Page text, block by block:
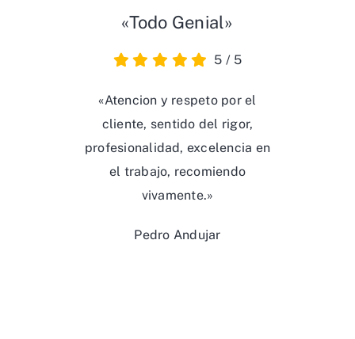
«Todo Genial»
5 / 5
«Atencion y respeto por el
cliente, sentido del rigor,
profesionalidad, excelencia en
el trabajo, recomiendo
vivamente.»
Pedro Andujar